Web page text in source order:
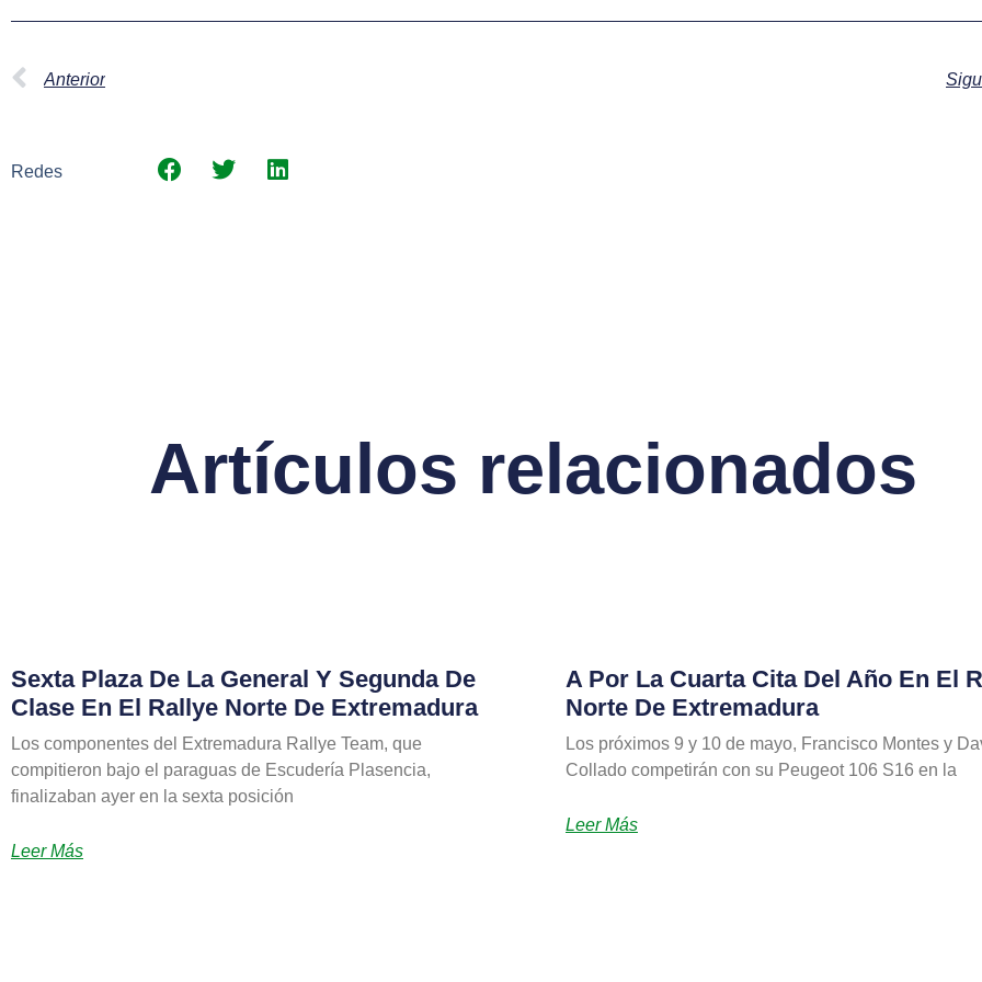
Anterior
Redes
Artículos relacionados
Sexta Plaza De La General Y Segunda De
Clase En El Rallye Norte De Extremadura
Los componentes del Extremadura Rallye Team, que
compitieron bajo el paraguas de Escudería Plasencia,
finalizaban ayer en la sexta posición
Leer Más
A Por La Cuarta Cita Del Año En El
Norte De Extremadura
Los próximos 9 y 10 de mayo, Francisco Montes y
Collado competirán con su Peugeot 106 S16 en la
Leer Más